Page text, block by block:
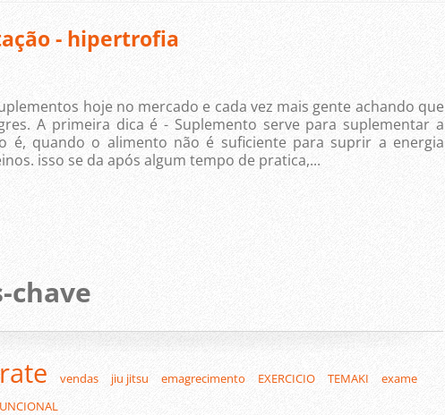
- hipertrofia
hoje no mercado e cada vez mais gente achando que
A primeira dica é - Suplemento serve para suplementar a
é, quando o alimento não é suficiente para suprir a energia
isso se da após algum tempo de pratica,...
chave
vendas jiu jitsu emagrecimento EXERCICIO TEMAKI
exame